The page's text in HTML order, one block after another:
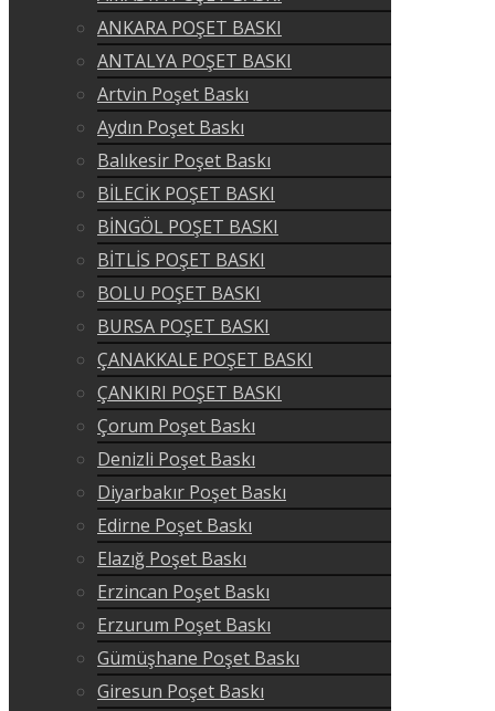
ANKARA POŞET BASKI
ANTALYA POŞET BASKI
Artvin Poşet Baskı
Aydın Poşet Baskı
Balıkesir Poşet Baskı
BİLECİK POŞET BASKI
BİNGÖL POŞET BASKI
BİTLİS POŞET BASKI
BOLU POŞET BASKI
BURSA POŞET BASKI
ÇANAKKALE POŞET BASKI
ÇANKIRI POŞET BASKI
Çorum Poşet Baskı
Denizli Poşet Baskı
Diyarbakır Poşet Baskı
Edirne Poşet Baskı
Elazığ Poşet Baskı
Erzincan Poşet Baskı
Erzurum Poşet Baskı
Gümüşhane Poşet Baskı
Giresun Poşet Baskı